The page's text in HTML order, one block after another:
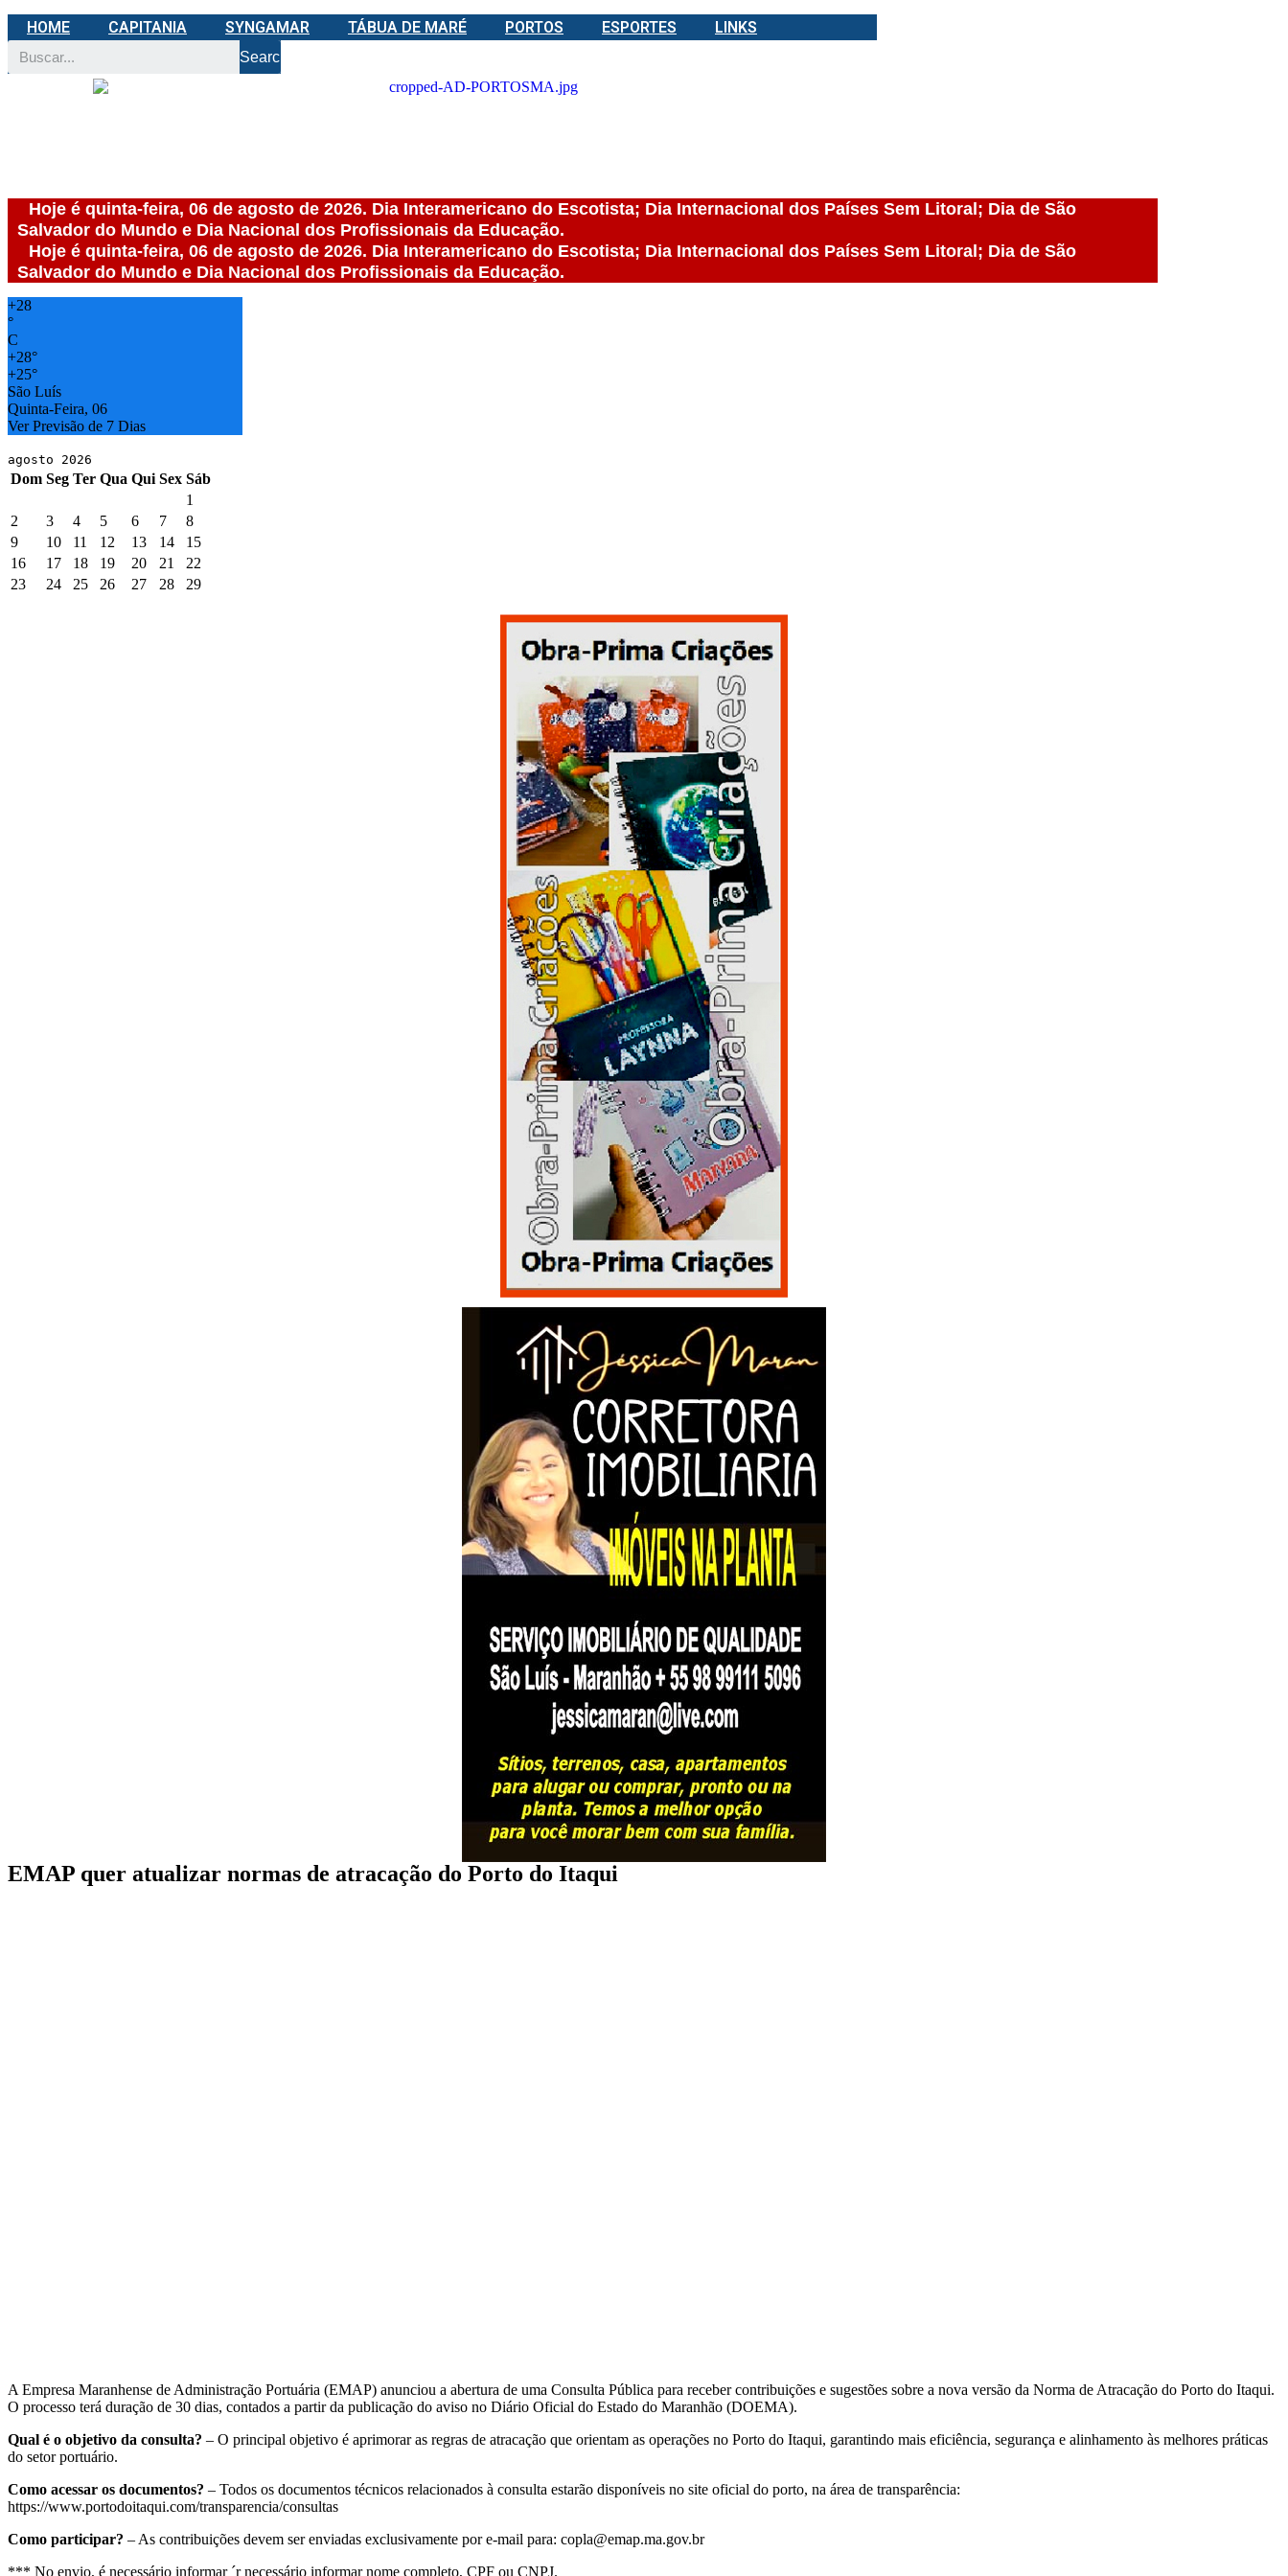
para
conteúdo
HOME CAPITANIA SYNGAMAR TÁBUA DE MARÉ PORTOS ESPORTES LINKS
Search
Hoje é quinta-feira, 06 de agosto de 2026. Dia Interamericano do Escotista; Dia Internacional dos Países Sem Litoral; Dia de São
Salvador do Mundo e Dia Nacional dos Profissionais da Educação.
Hoje é quinta-feira, 06 de agosto de 2026. Dia Interamericano do Escotista; Dia Internacional dos Países Sem Litoral; Dia de São
Salvador do Mundo e Dia Nacional dos Profissionais da Educação.
+28
°
C
+28°
+25°
São Luís
Quinta-Feira, 06
Ver Previsão de 7 Dias
agosto 2026
Dom Seg Ter Qua Qui Sex Sáb
1
2
3 4 5 6 7
8
9
10 11 12 13 14
15
16
17 18 19 20 21
22
23
24 25 26 27 28 29
EMAP quer atualizar normas de atracação do Porto do Itaqui
A Empresa Maranhense de Administração Portuária (EMAP) anunciou a abertura de uma Consulta Pública para receber contribuições e sugestões sobre a nova versão da Norma de Atracação do Porto do Itaqui.
O processo terá duração de 30 dias, contados a partir da publicação do aviso no Diário Oficial do Estado do Maranhão (DOEMA).
Qual é o objetivo da consulta? – O principal objetivo é aprimorar as regras de atracação que orientam as operações no Porto do Itaqui, garantindo mais eficiência, segurança e alinhamento às melhores práticas
do setor portuário.
Como acessar os documentos? – Todos os documentos técnicos relacionados à consulta estarão disponíveis no site oficial do porto, na área de transparência:
https://www.portodoitaqui.com/transparencia/consultas
Como participar? – As contribuições devem ser enviadas exclusivamente por e-mail para: copla@emap.ma.gov.br
*** No envio, é necessário informar ´r necessário informar nome completo, CPF ou CNPJ.